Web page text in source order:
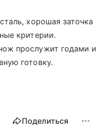
хорошая заточка
критерии.
прослужит годами и
готовку.
Поделиться